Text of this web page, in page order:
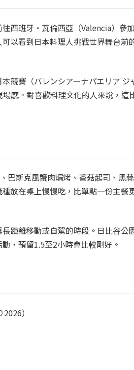
西班牙・瓦倫西亞（Valencia）參
以看到日本料理人挑戰世界舞台前
競賽（バレンシアーナパエリア ジ
感。對喜歡料理文化的人來說，這
巴斯克風蟹肉焗烤、香菇起司、黑蒜
放在桌上慢慢吃，比單點一份主餐
距離移動或自駕的時段。日比谷公
，預留1.5至2小時會比較剛好。
）